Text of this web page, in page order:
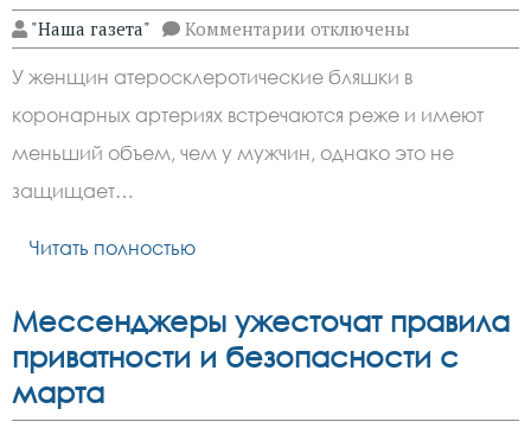
"Наша газета" Комментарии к
записи
женщин
меньший
объем
бляшек
не
отключены
У женщин атеросклеротические бляшки в
коронарных артериях встречаются реже и имеют
меньший объем, чем у мужчин, однако это не
защищает…
Читать полностью
Мессенджеры ужесточат правила
приватности и безопасности с
марта